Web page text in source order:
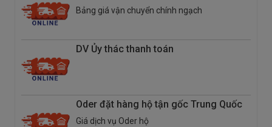
Bảng giá vận chuyển chính ngạch
DV Ủy thác thanh toán
Oder đặt hàng hộ tận gốc Trung Quốc
Giá dịch vụ Oder hộ